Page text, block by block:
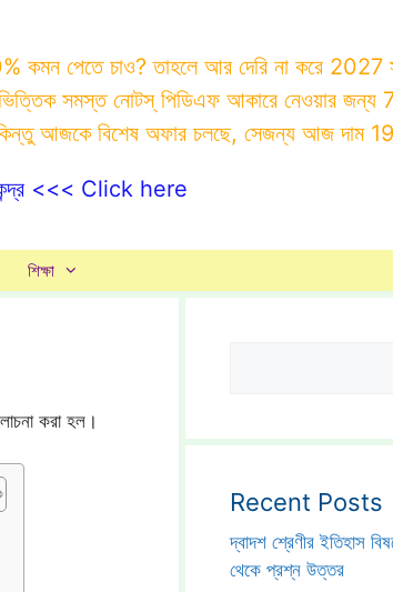
কমন পেতে চাও? তাহলে আর দেরি না করে 2027
ভিত্তিক সমস্ত নোটস্ পিডিএফ আকারে নেওয়ার
আজকে বিশেষ অফার চলছে, সেজন্য আজ দাম
কেন্দ্র <<< Click here
শিক্ষা
করা হল।
Recent Posts
দ্বাদশ শ্রেণীর ইতিহাস
থেকে প্রশ্ন উত্তর